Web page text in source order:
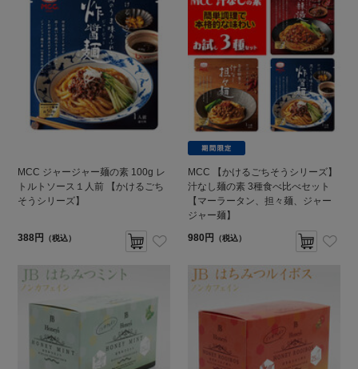
MCC ジャージャー麺の素 100g レ
トルトソース１人前 【かけるごち
そうシリーズ】
388円 （税込）
MCC 【かけるごちそうシリーズ】
汁なし麺の素 3種食べ比べセット
【マーラータン、担々麺、ジャー
ジャー麺】
980円
（税込）